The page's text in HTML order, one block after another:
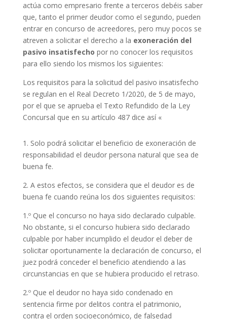
actúa como empresario frente a terceros debéis saber
que, tanto el primer deudor como el segundo, pueden
entrar en concurso de acreedores, pero muy pocos se
atreven a solicitar el derecho a la exoneración del
pasivo insatisfecho por no conocer los requisitos
para ello siendo los mismos los siguientes:
Los requisitos para la solicitud del pasivo insatisfecho
se regulan en el Real Decreto 1/2020, de 5 de mayo,
por el que se aprueba el Texto Refundido de la Ley
Concursal que en su artículo 487 dice así «
1. Solo podrá solicitar el beneficio de exoneración de
responsabilidad el deudor persona natural que sea de
buena fe.
2. A estos efectos, se considera que el deudor es de
buena fe cuando reúna los dos siguientes requisitos:
1.º Que el concurso no haya sido declarado culpable.
No obstante, si el concurso hubiera sido declarado
culpable por haber incumplido el deudor el deber de
solicitar oportunamente la declaración de concurso, el
juez podrá conceder el beneficio atendiendo a las
circunstancias en que se hubiera producido el retraso.
2.º Que el deudor no haya sido condenado en
sentencia firme por delitos contra el patrimonio,
contra el orden socioeconómico, de falsedad